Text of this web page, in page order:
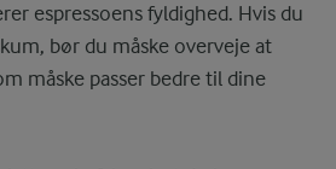
espressoens fyldighed. Hvis du
bør du måske overveje at
måske passer bedre til dine